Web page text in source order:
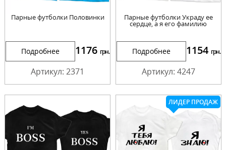
Парные футболки Половинки
Подробнее 1176 грн.
Артикул: 2371
Парные футболки Украду ее
сердце, а я его фамилию
Подробнее 1154 грн.
Артикул: 4247
ЛИДЕР ПРОДАЖ